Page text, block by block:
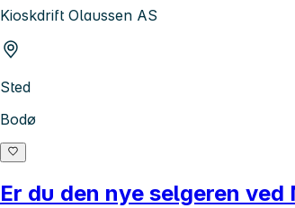
Kioskdrift Olaussen AS
Sted
Bodø
Er du den nye selgeren